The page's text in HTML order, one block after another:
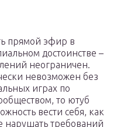
прямой эфир в
достоинстве –
неограничен.
невозможен без
играх по
то ютуб
вести себя, как
нарушать требований